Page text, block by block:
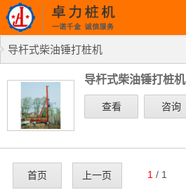
导杆式柴油锤打桩机
导杆式柴油锤打桩机
查看 咨询
首页 上一页 1 / 1